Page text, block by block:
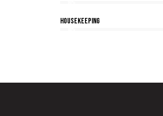
Housekeeping